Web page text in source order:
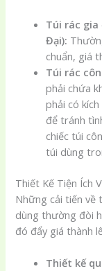
Túi rác gia
Đại):
chuẩn, giá
Túi rác
phải chứa
phải có
để tránh
chiếc túi
túi dùng
Thiết Kế Tiện Ích
Những cải tiến về
dùng thường đòi
đó đẩy giá thành
Thiết kế